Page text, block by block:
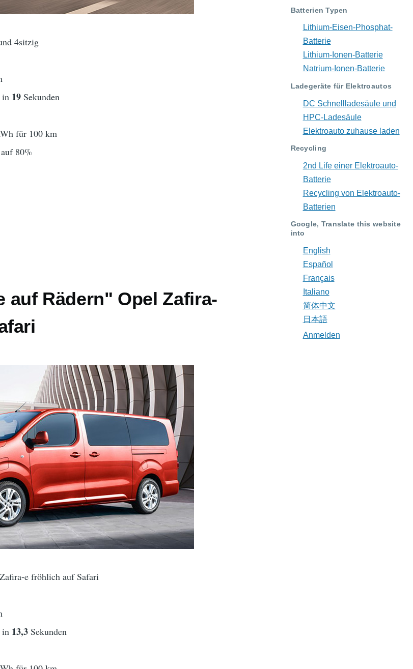
4sitzig
in 19 Sekunden
für 100 km
80%
auf Rädern" Opel Zafira-
e fröhlich auf Safari
in 13,3 Sekunden
Batterien Typen
Lithium-Eisen-Phosphat-
Batterie
Lithium-Ionen-Batterie
Natrium-Ionen-Batterie
Ladegeräte für Elektroautos
DC Schnellladesäule und
HPC-Ladesäule
Elektroauto zuhause laden
Recycling
2nd Life einer Elektroauto-
Batterie
Recycling von Elektroauto-
Batterien
Google, Translate this website
into
English
Español
Français
Italiano
简体中文
日本語
Benutzermenü
Anmelden